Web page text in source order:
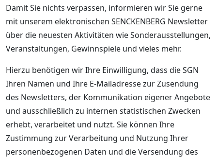
Damit Sie nichts verpassen, informieren wir Sie gerne
mit unserem elektronischen SENCKENBERG Newsletter
über die neuesten Aktivitäten wie Sonderausstellungen,
Veranstaltungen, Gewinnspiele und vieles mehr.
Hierzu benötigen wir Ihre Einwilligung, dass die SGN
Ihren Namen und Ihre E-Mailadresse zur Zusendung
des Newsletters, der Kommunikation eigener Angebote
und ausschließlich zu internen statistischen Zwecken
erhebt, verarbeitet und nutzt. Sie können Ihre
Zustimmung zur Verarbeitung und Nutzung Ihrer
personenbezogenen Daten und die Versendung des